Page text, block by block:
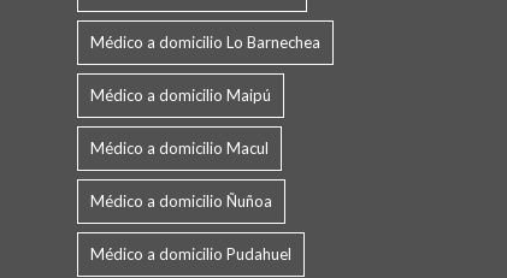
Médico a domicilio Lo Barnechea
Médico a domicilio Maipú
Médico a domicilio Macul
Médico a domicilio Ñuñoa
Médico a domicilio Pudahuel